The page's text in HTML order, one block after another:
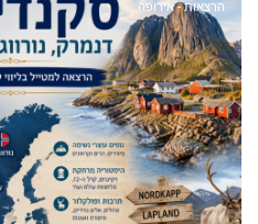
הרצאות - אירופה